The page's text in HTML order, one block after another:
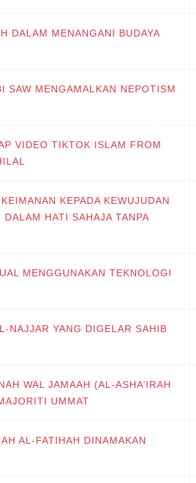
DALAM MENANGANI BUDAYA
SAW MENGAMALKAN NEPOTISM
VIDEO TIKTOK ISLAM FROM
KEPADA KEWUJUDAN
HATI SAHAJA TANPA
MENGGUNAKAN TEKNOLOGI
NAJJAR YANG DIGELAR SAHIB
WAL JAMAAH (AL-ASHA’IRAH
UMMAT
AL-FATIHAH DINAMAKAN